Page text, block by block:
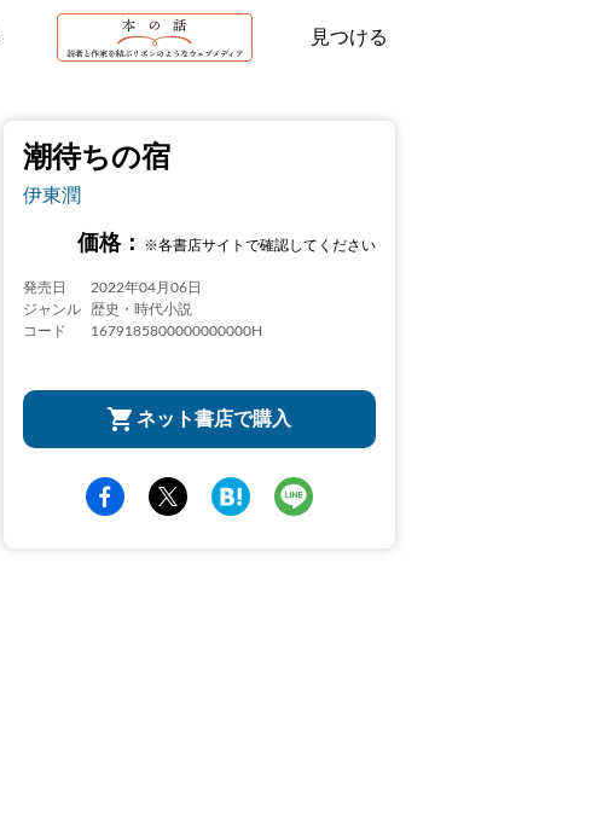
見つける
潮待ちの宿
伊東潤
価格： ※各書店サイトで確認してください
発売日
2022年04月06日
ジャンル
歴史・時代小説
コード
1679185800000000000H
ネット書店で購入